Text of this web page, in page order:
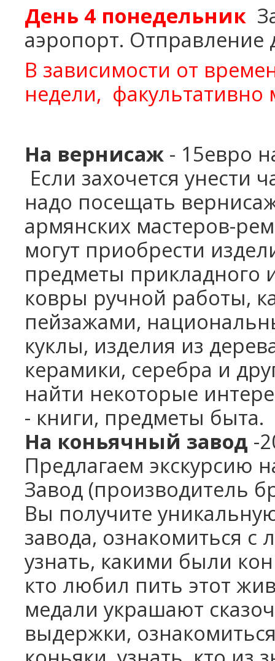
День 4 понедельник
аэропорт. Отправление
В зависимости от
недели, факультативно
На вернисаж - 15евро
Если захочется унести
надо посещать
армянских мастеров-
могут приобрести
предметы прикладного
ковры ручной работы,
пейзажами,
куклы, изделия из
керамики, серебра и
найти некоторые
- книги, предметы быта.
На коньячный завод -
Предлагаем экскурсию
Завод (производитель
Вы получите
завода, ознакомиться с
узнать, какими были
кто любил пить этот
медали украшают
выдержки,